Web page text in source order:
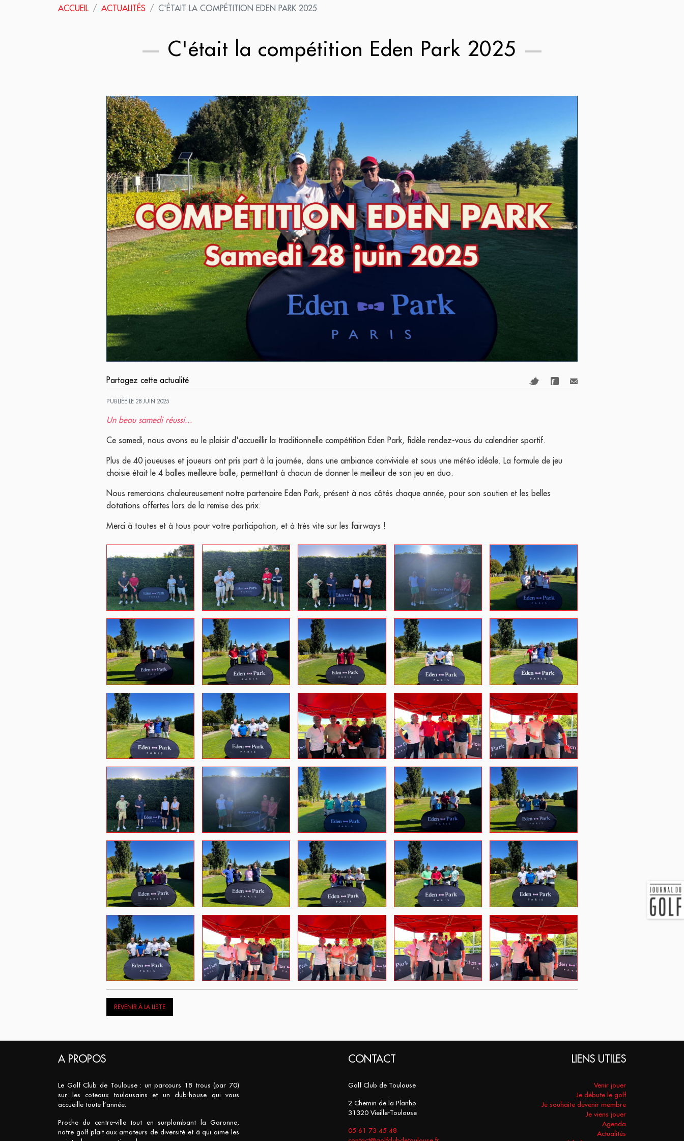
ACCUEIL ACTUALITÉS C'ÉTAIT LA COMPÉTITION EDEN PARK 2025
C'était la compétition Eden Park 2025
Partagez cette actualité
PUBLIÉE LE 28 JUIN 2025
Un beau samedi réussi...
Ce samedi, nous avons eu le plaisir d'accueillir la traditionnelle compétition Eden Park, fidèle rendez-vous du calendrier sportif.
Plus de 40 joueuses et joueurs ont pris part à la journée, dans une ambiance conviviale et sous une météo idéale. La formule de jeu
choisie était le 4 balles meilleure balle, permettant à chacun de donner le meilleur de son jeu en duo.
Nous remercions chaleureusement notre partenaire Eden Park, présent à nos côtés chaque année, pour son soutien et les belles
dotations offertes lors de la remise des prix.
Merci à toutes et à tous pour votre participation, et à très vite sur les fairways !
REVENIR À LA LISTE
A PROPOS
Le Golf Club de Toulouse : un parcours 18 trous (par 70)
sur les coteaux toulousains et un club-house qui vous
accueille toute l’année.
Proche du centre-ville tout en surplombant la Garonne,
notre golf plait aux amateurs de diversité et à qui aime les
CONTACT
Golf Club de Toulouse
2 Chemin de la Planho
31320 Vieille-Toulouse
05 61 73 45 48
LIENS UTILES
Venir jouer
Je débute le golf
Je souhaite devenir membre
Je viens jouer
Agenda
Actualités